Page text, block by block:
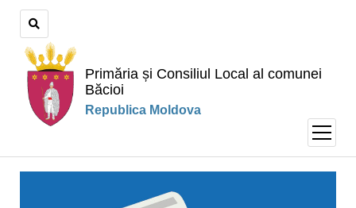
Primăria și Consiliul Local al comunei
Băcioi
Republica Moldova
open
menu